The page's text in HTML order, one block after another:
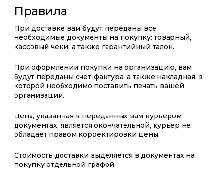
Правила
При доставке вам будут переданы все
необходимые документы на покупку: товарный,
кассовый чеки, а также гарантийный талон.
При оформлении покупки на организацию, вам
будут переданы счет-фактура, а также накладная, в
которой необходимо поставить печать вашей
организации.
Цена, указанная в переданных вам курьером
документах, является окончательной, курьер не
обладает правом корректировки цены.
Стоимость доставки выделяется в документах на
покупку отдельной графой.